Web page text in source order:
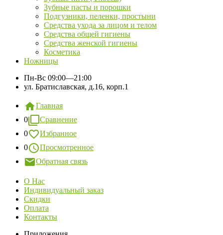
Зубные пасты и порошки
Подгузники, пеленки, простыни
Средства ухода за лицом и телом
Средства общей гигиены
Средства женской гигиены
Косметика
Ножницы
Пн-Вс 09:00—21:00
ул. Братиславская, д.16, корп.1
Главная
0
Сравнение
0
Избранное
0
Просмотренное
Обратная связь
О Нас
Индивидуальный заказ
Скидки
Оплата
Контакты